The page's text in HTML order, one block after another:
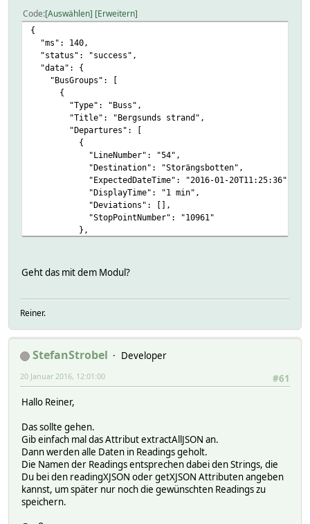
Code Auswählen Erweitern
{
"ms": 140,
"status": "success",
"data": {
"BusGroups": [
{
"Type": "Buss",
"Title": "Bergsunds strand",
"Departures": [
{
"LineNumber": "54",
"Destination": "Storängsbotten",
"ExpectedDateTime": "2016-01-20T11:25:36",
"DisplayTime": "1 min",
"Deviations": [],
"StopPointNumber": "10961"
},
"Destination": "Reimersholme",
"StopPointNumber": "10962"
},
{
"LineNumber": "54",
"ExpectedDateTime": "2016-01-20T11:29:27",
"Deviations": [],
},
{
"LineNumber": "66",
"Destination": "Sofia",
"ExpectedDateTime": "2016-01-20T11:33:00",
"DisplayTime": "8 min",
"Deviations": [],
Geht das mit dem Modul?
Reiner.
StefanStrobel
Developer
#61
20 Januar 2016, 12:01:00
Hallo Reiner,
Das sollte gehen.
Gib einfach mal das Attribut extractAllJSON an.
Dann werden alle Daten in Readings geholt.
Die Namen der Readings entsprechen dabei den Strings, die
Du bei den readingXJSON oder getXJSON Attributen angeben
kannst, um später nur noch die gewünschten Readings zu
speichern.